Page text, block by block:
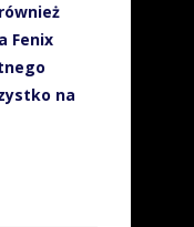
Fenix
na